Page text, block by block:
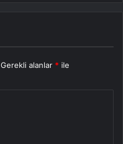
Gerekli alanlar * ile